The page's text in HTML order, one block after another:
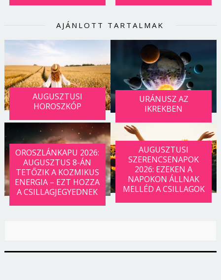
AJÁNLOTT TARTALMAK
AUGUSZTUSI
HOROSZKÓP
URÁNUSZ AZ
IKREKBEN
OROSZLÁNKAPU 2026:
AUGUSZTUS 8-ÁN
TETŐZIK A KOZMIKUS
ENERGIA – EZT HOZZA
A CSILLAGJEGYEDNEK
AUGUSZTUSI
SZERENCSENAPOK
2026: EZEKEN A
NAPOKON ÁLLNAK
MELLÉD A CSILLAGOK